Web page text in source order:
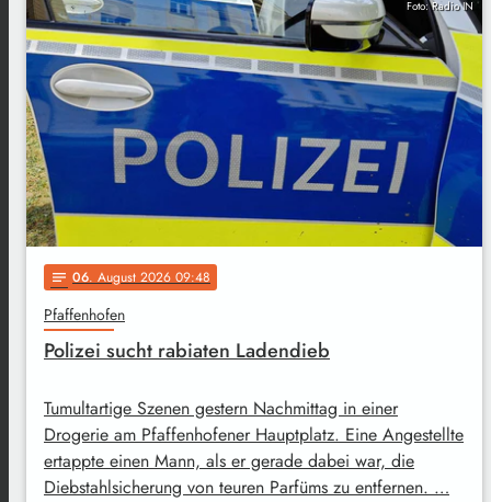
Foto: Radio IN
notes 06. August 2026 09:48
Pfaffenhofen
Polizei sucht rabiaten Ladendieb
Tumultartige Szenen gestern Nachmittag in einer
Drogerie am Pfaffenhofener Hauptplatz. Eine Angestellte
ertappte einen Mann, als er gerade dabei war, die
Diebstahlsicherung von teuren Parfüms zu entfernen. …